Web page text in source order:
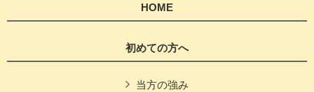
HOME
初めての方へ
当方の強み